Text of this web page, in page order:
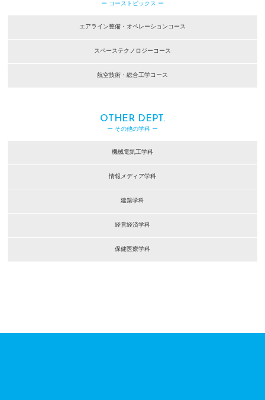
ー コーストピックス ー
エアライン整備・オペレーションコース
スペーステクノロジーコース
航空技術・総合工学コース
OTHER DEPT.
ー その他の学科 ー
機械電気工学科
情報メディア学科
建築学科
経営経済学科
保健医療学科